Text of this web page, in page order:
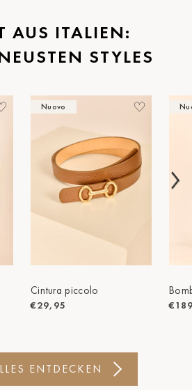
AUS ITALIEN:
STYLES
Nuovo
Cintura piccolo
€29,95
ENTDECKEN